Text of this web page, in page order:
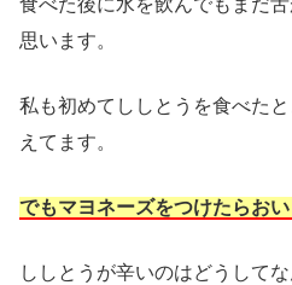
思います。
私も初めてししとうを食べた
えてます。
でもマヨネーズをつけたらお
ししとうが辛いのはどうして